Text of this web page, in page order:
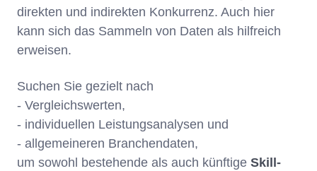
direkten und indirekten Konkurrenz. Auch hier
kann sich das Sammeln von Daten als hilfreich
erweisen.
Suchen Sie gezielt nach
- Vergleichswerten,
- individuellen Leistungsanalysen und
- allgemeineren Branchendaten,
um sowohl bestehende als auch künftige Skill-